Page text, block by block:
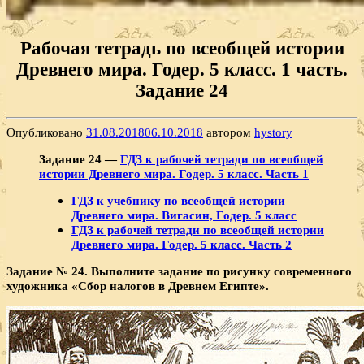
Рабочая тетрадь по всеобщей истории
Древнего мира. Годер. 5 класс. 1 часть.
Задание 24
Опубликовано 31.08.201806.10.2018 автором hystory
Задание 24 —ГДЗ к рабочей тетради по всеобщей
истории Древнего мира. Годер. 5 класс. Часть 1
ГДЗ к учебнику по всеобщей истории
Древнего мира. Вигасин, Годер. 5 класс
ГДЗ к рабочей тетради по всеобщей истории
Древнего мира. Годер. 5 класс. Часть 2
Задание № 24. Выполните задание по рисунку совре­менного
художника «Сбор налогов в Древнем Египте».